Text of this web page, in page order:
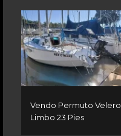
Vendo Permuto Velero
Limbo 23 Pies